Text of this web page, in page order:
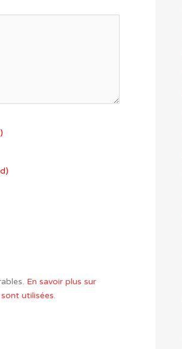
En savoir plus sur
utilisées.